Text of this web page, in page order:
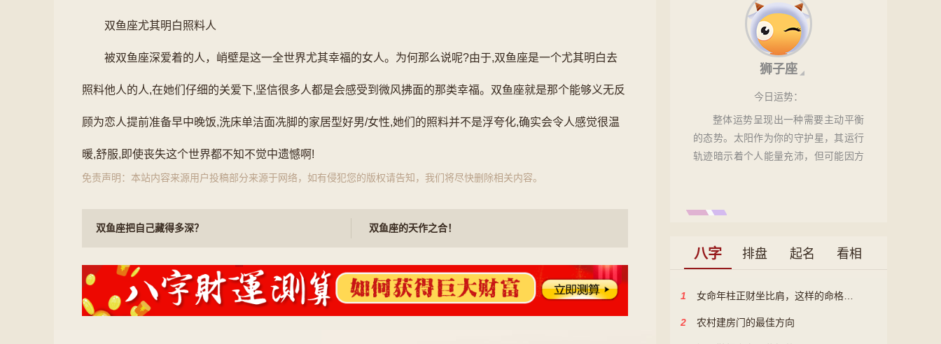
双鱼座尤其明白照料人
被双鱼座深爱着的人，峭壁是这一全世界尤其幸福的女人。为何那么说呢?由于,双鱼座是一个尤其明白去
照料他人的人,在她们仔细的关爱下,坚信很多人都是会感受到微风拂面的那类幸福。双鱼座就是那个能够义无反
顾为恋人提前准备早中晚饭,洗床单洁面冼脚的家居型好男/女性,她们的照料并不是浮夸化,确实会令人感觉很温
暖,舒服,即使丧失这个世界都不知不觉中遗憾啊!
免责声明：本站内容来源用户投稿部分来源于网络，如有侵犯您的版权请告知，我们将尽快删除相关内容。
双鱼座把自己藏得多深？ 双鱼座的天作之合！
狮子座
今日运势：
整体运势呈现出一种需要主动平衡
的态势。太阳作为你的守护星，其运行
轨迹暗示着个人能量充沛，但可能因方
协作中容易成为焦点，但需警惕因过度
作出现微妙摩擦。外部环境可能带来一
一个‘校准日’，重点不在于大刀阔斧的开
拓，而在于巩固既有成果，并调整步
八字 排盘 起名 看相
1
2 农村建房门的最佳方向